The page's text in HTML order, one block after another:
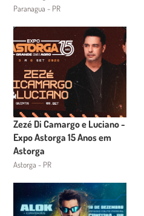
Paranagua - PR
Zezé Di Camargo e Luciano -
Expo Astorga 15 Anos em
Astorga
Astorga - PR